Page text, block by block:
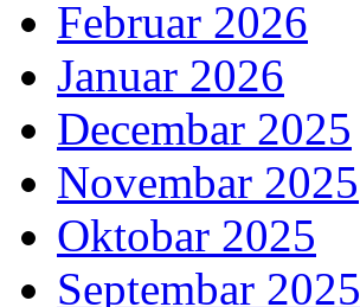
Februar 2026
Januar 2026
Decembar 2025
Novembar 2025
Oktobar 2025
Septembar 2025